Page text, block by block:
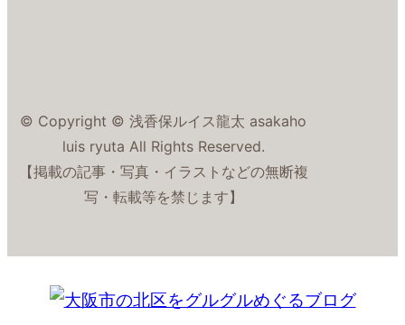
© Copyright © 浅香保ルイス龍太 asakaho
luis ryuta All Rights Reserved.
【掲載の記事・写真・イラストなどの無断複
写・転載等を禁じます】